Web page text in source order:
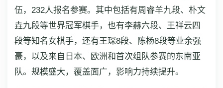
伍，232人报名参赛。其中包括有周睿羊九段、朴文
垚九段等世界冠军棋手，也有李赫六段、王祥云四
段等知名女棋手，还有王琛8段、陈杨8段等业余强
豪，以及来自日本、欧洲和首次组队参赛的东南亚
队。规模盛大，覆盖面广，影响力持续提升。